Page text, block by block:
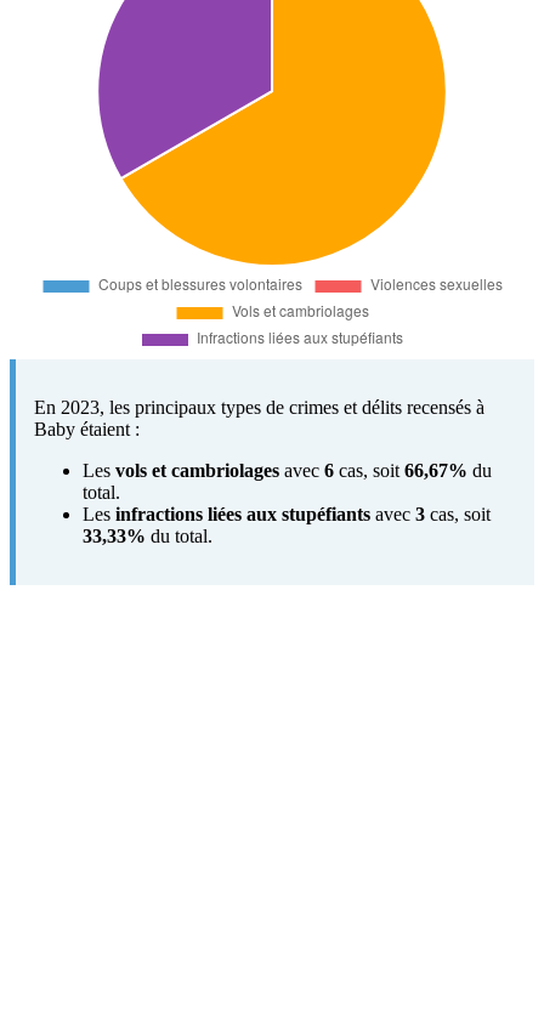
En 2023, les principaux types de crimes et délits recensés à
Baby étaient :
Les vols et cambriolages avec 6 cas, soit 66,67% du
total.
Les infractions liées aux stupéfiants avec 3 cas, soit
33,33% du total.